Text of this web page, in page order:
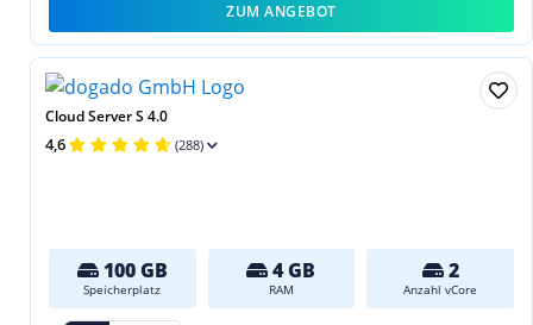
ZUM ANGEBOT
Cloud Server S 4.0
4,6 (288)
100 GB
Speicherplatz
4 GB
RAM
2
Anzahl vCore